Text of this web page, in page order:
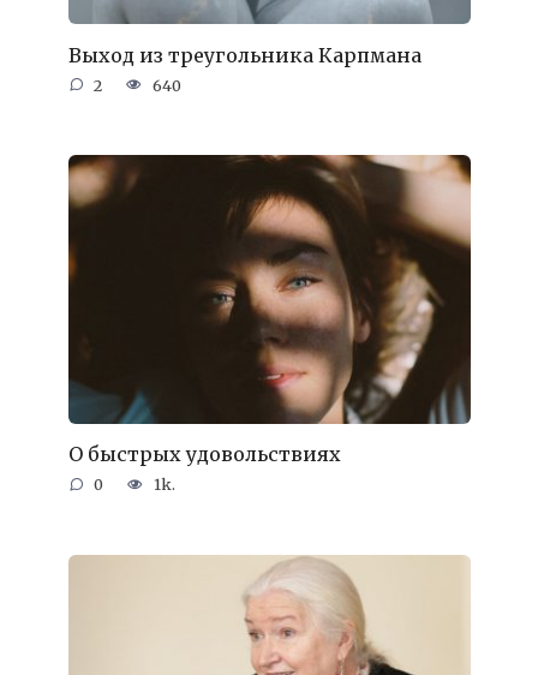
Выход из треугольника Карпмана
2 640
О быстрых удовольствиях
0 1k.